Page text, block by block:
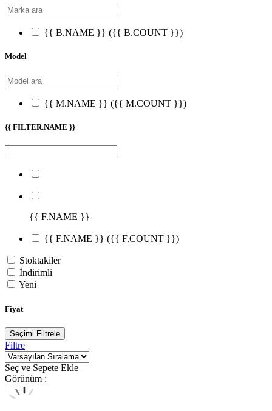
{{ B.NAME }} ({{ B.COUNT }})
Model
{{ M.NAME }} ({{ M.COUNT }})
{{ FILTER.NAME }}
{{ F.NAME }}
{{ F.NAME }} ({{ F.COUNT }})
Stoktakiler
İndirimli
Yeni
Fiyat
Seçimi Filtrele
Filtre
Seç ve Sepete Ekle
Görünüm :